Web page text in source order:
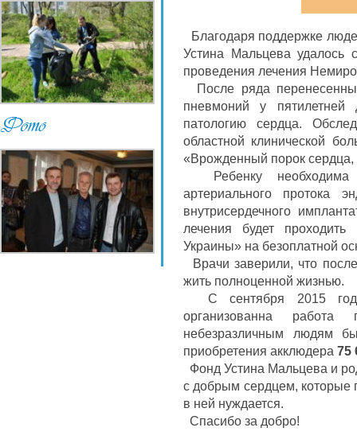
Благодаря поддержке
Устина Мальцева удалось
проведения лечения
После ряда
пневмоний у
патологию сердца.
областной клинической
«Врожденный порок сердца,
Ребенку необходима
артериального протока
внутрисердечного
лечения будет
Украины» на безоплатной
Врачи заверили, что
жить полноценной жизнью.
С сентября 2015 года
организованна
небезразличным людям
приобретения акклюдера 75
Фонд Устина Мальцева и
с добрым сердцем, которые
в ней нуждается.
Спасибо за добро!